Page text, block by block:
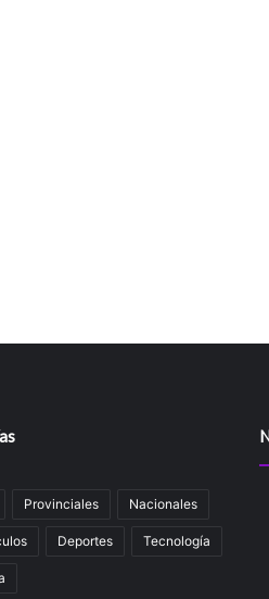
Provinciales Nacionales
Deportes Tecnología